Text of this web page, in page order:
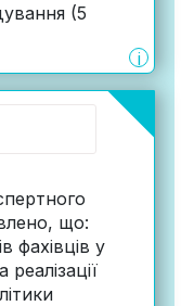
(5
i
що:
фахівців у